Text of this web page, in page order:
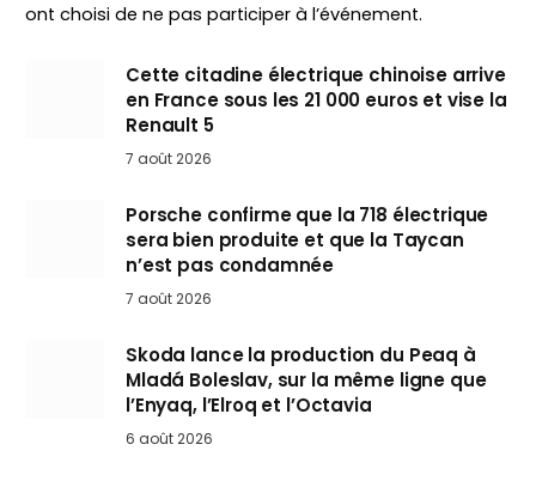
ont choisi de ne pas participer à l’événement.
Cette citadine électrique chinoise arrive
en France sous les 21 000 euros et vise la
Renault 5
7 août 2026
Porsche confirme que la 718 électrique
sera bien produite et que la Taycan
n’est pas condamnée
7 août 2026
Skoda lance la production du Peaq à
Mladá Boleslav, sur la même ligne que
l’Enyaq, l’Elroq et l’Octavia
6 août 2026